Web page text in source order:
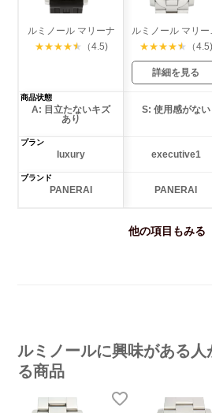
ルミノール マリーナ
★★★★★ （4.5)
ル
★★★★★ （4.5)
詳細を見る
商品状態
A: 目立たないキズ
あり
S: 使用感がない
プラン
luxury executive1
ブランド
PANERAI PANERAI
他の項目もみる
ルミノールに興味がある
る商品